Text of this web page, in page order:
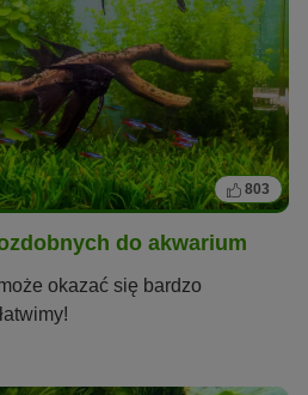
803
do akwarium
okazać się bardzo